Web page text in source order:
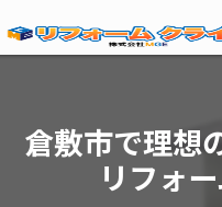
倉敷市で理想
リフォ